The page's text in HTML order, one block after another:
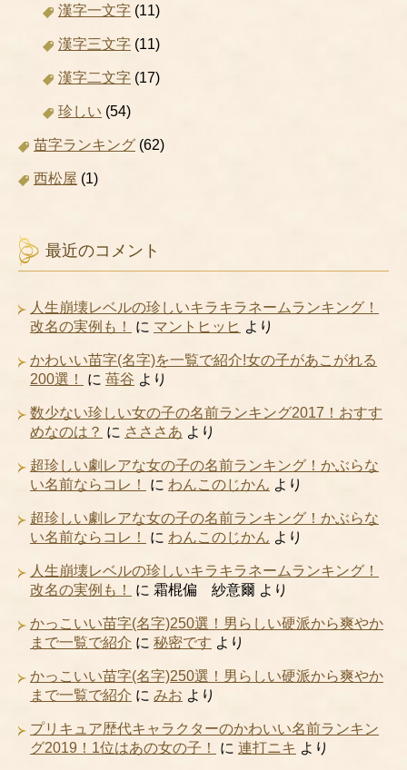
漢字一文字 (11)
漢字三文字 (11)
漢字二文字 (17)
珍しい (54)
苗字ランキング (62)
西松屋 (1)
最近のコメント
人生崩壊レベルの珍しいキラキラネームランキング！
改名の実例も！
に マントヒッヒ より
かわいい苗字(名字)を一覧で紹介!女の子があこがれる
200選！
に 苺谷 より
数少ない珍しい女の子の名前ランキング2017！おすす
めなのは？ に さささあ より
超珍しい劇レアな女の子の名前ランキング！かぶらな
い名前ならコレ！
に わんこのじかん より
超珍しい劇レアな女の子の名前ランキング！かぶらな
い名前ならコレ！
に わんこのじかん より
人生崩壊レベルの珍しいキラキラネームランキング！
改名の実例も！
に 霜棍偏 紗意爾 より
かっこいい苗字(名字)250選！男らしい硬派から爽やか
まで一覧で紹介 に 秘密です より
かっこいい苗字(名字)250選！男らしい硬派から爽やか
まで一覧で紹介 に みお より
プリキュア歴代キャラクターのかわいい名前ランキン
グ2019！1位はあの女の子！
に 連打ニキ より